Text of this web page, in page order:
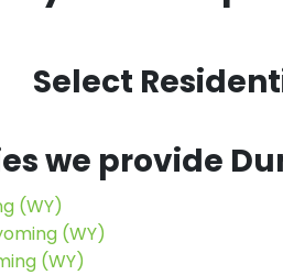
Select
we provide
(WY)
(WY)
(WY)